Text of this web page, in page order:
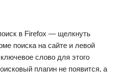
в Firefox — щелкнуть
поиска на сайте и левой
слово для этого
плагин не появится, а